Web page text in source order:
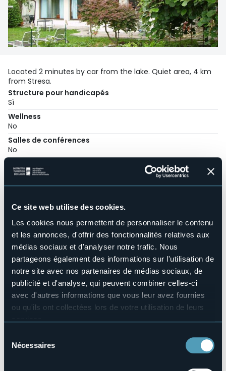
Ce site web utilise des cookies.
Les cookies nous permettent de personnaliser le contenu
et les annonces, d'offrir des fonctionnalités relatives aux
médias sociaux et d'analyser notre trafic. Nous
partageons également des informations sur l'utilisation de
notre site avec nos partenaires de médias sociaux, de
publicité et d'analyse, qui peuvent combiner celles-ci
avec d'autres informations que vous leur avez fournies
ou qu'ils ont collectées lors de votre utilisation de leurs
manière de les gérer et de les supprimer,
cliquez ici
Nécessaires
Located 2 minutes by car from the lake. Quiet area, 4 km
from Stresa.
Structure pour handicapés
Sì
Wellness
No
Salles de conférences
No
Sì
Animaux acceptés
Nombres de chambres
Nombres de lits
6
E-mail
albinofoddis14@gmail.com
Site Internet
http://albinofoddis14.wix.com/madonnadellaneve
Téléphone
103064-BEB-00014